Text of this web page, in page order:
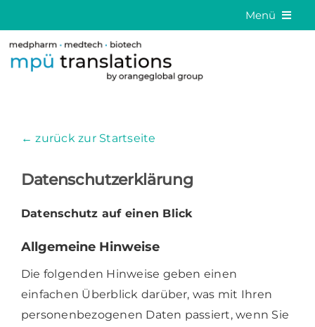
to
content
Menü
Medizinische Übersetzungen
Kontakt
DE
← zurück zur Startseite
Datenschutzerklärung
Datenschutz auf einen Blick
Allgemeine Hinweise
Die folgenden Hinweise geben einen
einfachen Überblick darüber, was mit Ihren
personenbezogenen Daten passiert, wenn Sie